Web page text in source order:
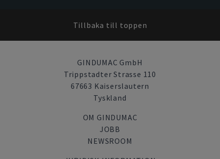
Tillbaka till toppen
GINDUMAC GmbH
Trippstadter Strasse 110
67663 Kaiserslautern
Tyskland
OM GINDUMAC
JOBB
NEWSROOM